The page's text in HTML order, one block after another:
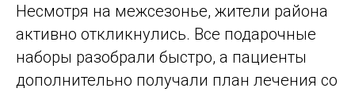
Несмотря на межсезонье, жители района
активно откликнулись. Все подарочные
наборы разобрали быстро, а пациенты
дополнительно получали план лечения со